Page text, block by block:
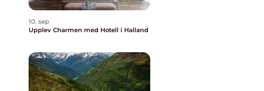
10. sep
Upplev Charmen med Hotell i Halland